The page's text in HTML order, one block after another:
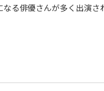
る俳優さんが多く出演さ